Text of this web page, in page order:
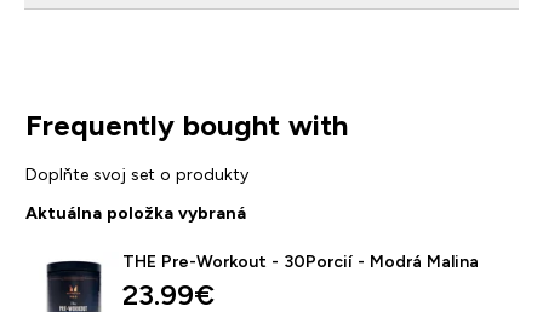
Frequently bought with
Doplňte svoj set o produkty
Aktuálna položka vybraná
THE Pre-Workout - 30Porcií - Modrá Malina
23.99€‎